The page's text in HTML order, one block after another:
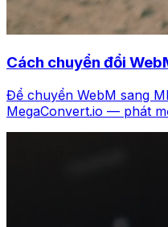
Cách chuyển đổi
Để chuyển WebM sang
MegaConvert.io — phát